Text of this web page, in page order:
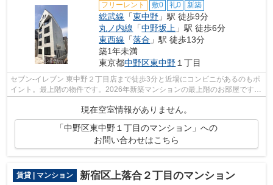
フリーレント 敷0 礼0 新築
総武線 「東中野 」駅 徒歩9分
丸ノ内線 「中野坂上 」駅 徒歩6分
東西線 「落合 」駅 徒歩13分
築1年未満
東京都中野区東中野 １丁目
セブン-イレブン 東中野２丁目店まで徒歩3分と近場にコンビニがあるのもポ
イント。最上階の物件です。2026年新築マンションの最上階のお部屋です。
現在空室情報がありません。
「中野区東中野１丁目のマンション」への
お問い合わせはこちら
賃貸 | マンション 新宿区上落合２丁目のマンション